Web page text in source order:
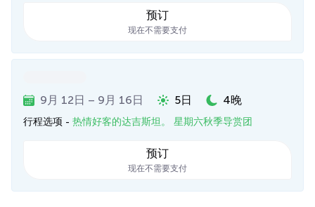
预订
现在不需要支付
9月 12日 – 9月 16日 5日 4晚
行程选项 - 热情好客的达吉斯坦。 星期六秋季导赏团
预订
现在不需要支付